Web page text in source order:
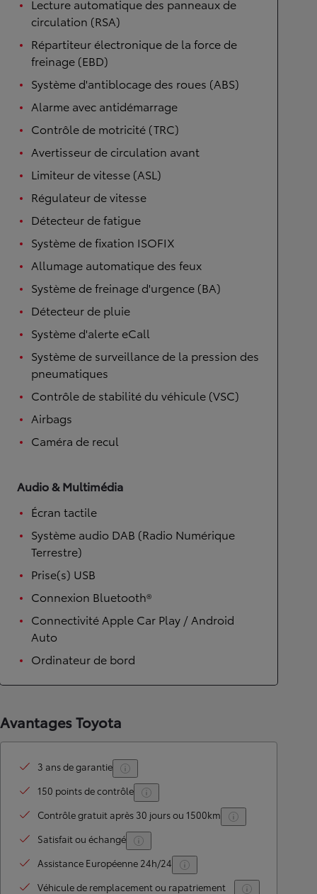
Lecture automatique des panneaux de
circulation (RSA)
Répartiteur électronique de la force de
freinage (EBD)
Système d'antiblocage des roues (ABS)
Alarme avec antidémarrage
Contrôle de motricité (TRC)
Avertisseur de circulation avant
Limiteur de vitesse (ASL)
Régulateur de vitesse
Détecteur de fatigue
Système de fixation ISOFIX
Allumage automatique des feux
Système de freinage d'urgence (BA)
Détecteur de pluie
Système d'alerte eCall
Système de surveillance de la pression des
pneumatiques
Contrôle de stabilité du véhicule (VSC)
Airbags
Caméra de recul
Audio & Multimédia
Écran tactile
Système audio DAB (Radio Numérique
Terrestre)
Prise(s) USB
Connexion Bluetooth®
Connectivité Apple Car Play / Android
Auto
Ordinateur de bord
Avantages Toyota
3 ans de garantie
150 points de contrôle
Contrôle gratuit après 30 jours ou 1500km
Satisfait ou échangé
Assistance Européenne 24h/24
Véhicule de remplacement ou rapatriement